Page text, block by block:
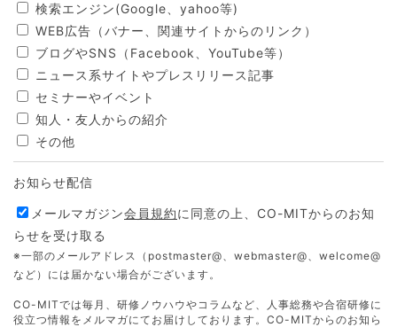
検索エンジン(Google、yahoo等)
WEB広告（バナー、関連サイトからのリンク）
ブログやSNS（Facebook、YouTube等）
ニュース系サイトやプレスリリース記事
セミナーやイベント
知人・友人からの紹介
その他
お知らせ配信
メールマガジン会員規約に同意の上、CO-MITからのお知
らせを受け取る
※一部のメールアドレス（postmaster@、webmaster@、welcome@
など）には届かない場合がございます。
CO-MITでは毎月、研修ノウハウやコラムなど、人事総務や合宿研修に
役立つ情報をメルマガにてお届けしております。CO-MITからのお知ら